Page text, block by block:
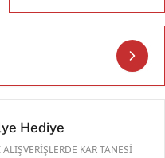
Hediye
KAR TANESİ